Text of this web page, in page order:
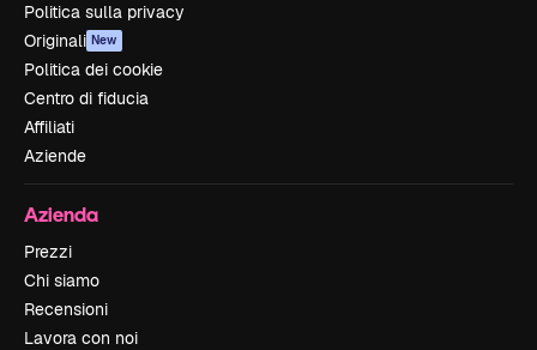
Politica sulla privacy
Originali New
Politica dei cookie
Centro di fiducia
Affiliati
Aziende
Azienda
Prezzi
Chi siamo
Recensioni
Lavora con noi